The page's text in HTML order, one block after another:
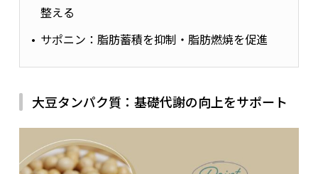
整える
サポニン：脂肪蓄積を抑制・脂肪燃焼を促進
大豆タンパク質：基礎代謝の向上をサポート